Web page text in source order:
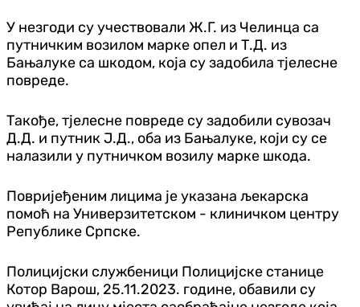
У незгоди су учествовали Ж.Г. из Челинца са
путничким возилом марке опел и Т.Д. из
Бањалуке са шкодом, која су задобила тјелесне
повреде.
Такође, тјелесне повреде су задобили сувозач
Д.Д. и путник Ј.Д., оба из Бањалуке, који су се
налазили у путничком возилу марке шкода.
Повријеђеним лицима је указана љекарска
помоћ на Универзитетском - клиничком центру
Републике Српске.
Полицијски службеници Полицијске станице
Котор Варош, 25.11.2023. године, обавили су